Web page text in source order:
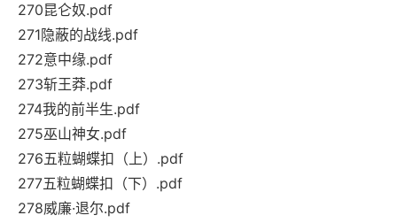
270昆仑奴.pdf
271隐蔽的战线.pdf
272意中缘.pdf
273斩王莽.pdf
274我的前半生.pdf
275巫山神女.pdf
276五粒蝴蝶扣（上）.pdf
277五粒蝴蝶扣（下）.pdf
278威廉·退尔.pdf